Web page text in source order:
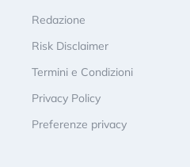
Redazione
Risk Disclaimer
Termini e Condizioni
Privacy Policy
Preferenze privacy